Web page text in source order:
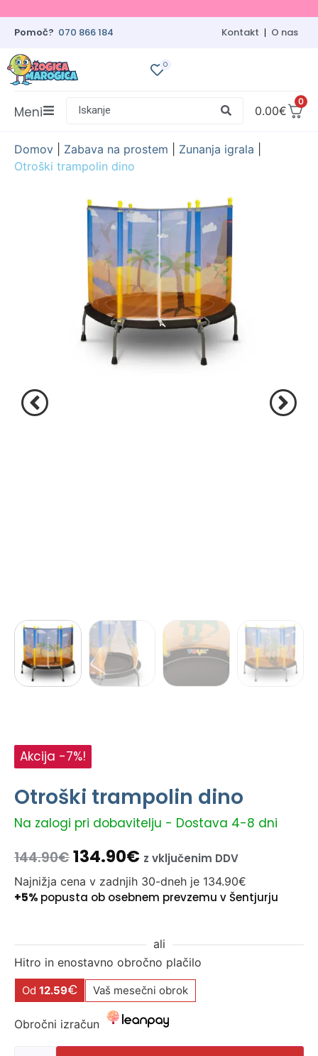
Pomoč? 070 866 184 Kontakt O nas
0
0
0.00€
Iskanje
Meni
Domov Zabava na prostem Zunanja igrala
Otroški trampolin dino
Akcija -7%!
Otroški trampolin dino
Na zalogi pri dobavitelju - Dostava 4-8 dni
144.90€134.90€ z vključenim DDV
Najnižja cena v zadnjih 30-dneh je 134.90€
+5% popusta ob osebnem prevzemu v Šentjurju
ali
Hitro in enostavno obročno plačilo
Od 12.59€ Vaš mesečni obrok
Obročni izračun